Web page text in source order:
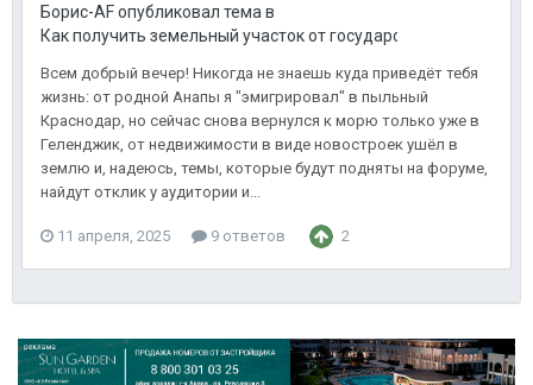
Борис-AF опубликовал тема в
Как получить земельный участок от государства
Всем добрый вечер! Никогда не знаешь куда приведёт тебя
жизнь: от родной Анапы я "эмигрировал" в пыльный
Краснодар, но сейчас снова вернулся к морю только уже в
Геленджик, от недвижимости в виде новостроек ушёл в
землю и, надеюсь, темы, которые будут подняты на форуме,
найдут отклик у аудитории и...
11 апреля, 2025 9 ответов 2